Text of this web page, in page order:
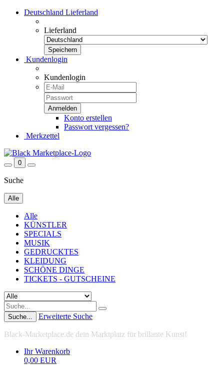
Deutschland Lieferland
Lieferland
Kundenlogin
Kundenlogin
Konto erstellen
Passwort vergessen?
Merkzettel
0
Suche
Alle
Alle
KÜNSTLER
SPECIALS
MUSIK
GEDRUCKTES
KLEIDUNG
SCHÖNE DINGE
TICKETS - GUTSCHEINE
Suche... Erweiterte Suche
Black-Marketplace.de dein Marktplatz für brillante Kunst!
Ihr Warenkorb
0,00 EUR